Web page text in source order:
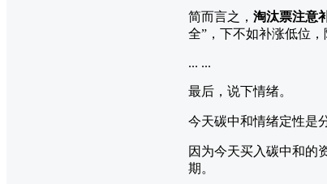
简而言之， 淘汰票注意
全”，下不如补涨低位，
... ...
最后，说下情绪。
今天碳中和情绪定性是
因为今天买入碳中和的
期。